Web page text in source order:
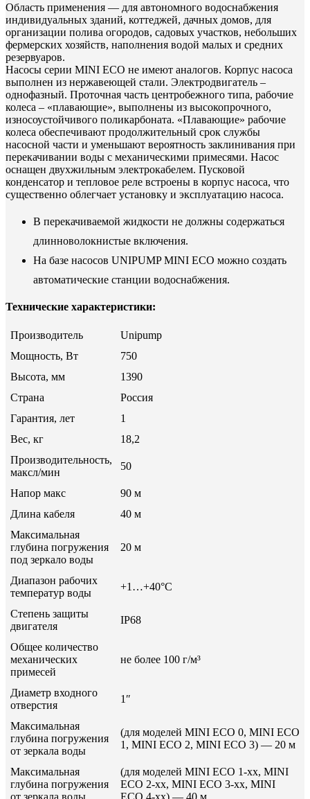
Область применения — для автономного водоснабжения
индивидуальных зданий, коттеджей, дачных домов, для
организации полива огородов, садовых участков, небольших
фермерских хозяйств, наполнения водой малых и средних
резервуаров.
Насосы серии MINI ЕСО не имеют аналогов. Корпус насоса
выполнен из нержавеющей стали. Электродвигатель –
однофазный. Проточная часть центробежного типа, рабочие
колеса – «плавающие», выполнены из высокопрочного,
износоустойчивого поликарбоната. «Плавающие» рабочие
колеса обеспечивают продолжительный срок службы
насосной части и уменьшают вероятность заклинивания при
перекачивании воды с механическими примесями. Насос
оснащен двухжильным электрокабелем. Пусковой
конденсатор и тепловое реле встроены в корпус насоса, что
существенно облегчает установку и эксплуатацию насоса.
В перекачиваемой жидкости не должны содержаться
длинноволокнистые включения.
На базе насосов UNIPUMP MINI ECO можно создать
автоматические станции водоснабжения.
Технические характеристики:
Производитель
Unipump
Мощность, Вт
750
Высота, мм
1390
Страна
Россия
Гарантия, лет
1
Вес, кг
18,2
Производительность,
максл/мин
50
Напор макс
90 м
Длина кабеля
40 м
Максимальная
глубина погружения
под зеркало воды
20 м
Диапазон рабочих
температур воды
+1…+40°С
Степень защиты
двигателя
IP68
Общее количество
механических
примесей
не более 100 г/м³
Диаметр входного
отверстия
1″
Максимальная
глубина погружения
от зеркала воды
(для моделей MINI ECO 0, MINI ECO
1, MINI ECO 2, MINI ECO 3) — 20 м
Максимальная
глубина погружения
от зеркала воды
(для моделей MINI ECO 1-xx, MINI
ECO 2-xx, MINI ECO 3-xx, MINI
ECO 4-xx) — 40 м